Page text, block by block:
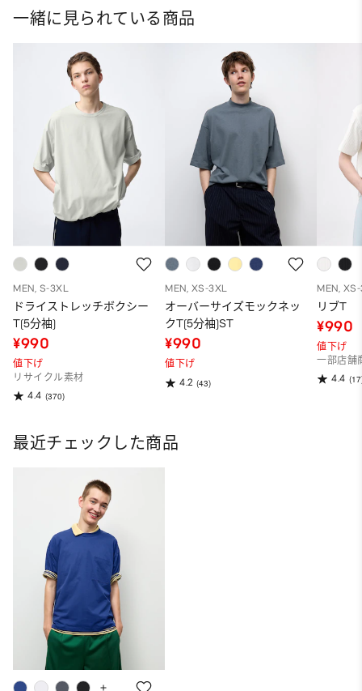
一緒に見られている商品
MEN, S-3XL
ドライストレッチボクシー
T(5分袖)
¥990
値下げ
リサイクル素材
4.4 (370)
MEN, XS-3XL
オーバーサイズモックネッ
クT(5分袖)ST
¥990
値下げ
4.2 (43)
MEN,
リブT
¥990
値下げ
一部店舗
4.4
最近チェックした商品